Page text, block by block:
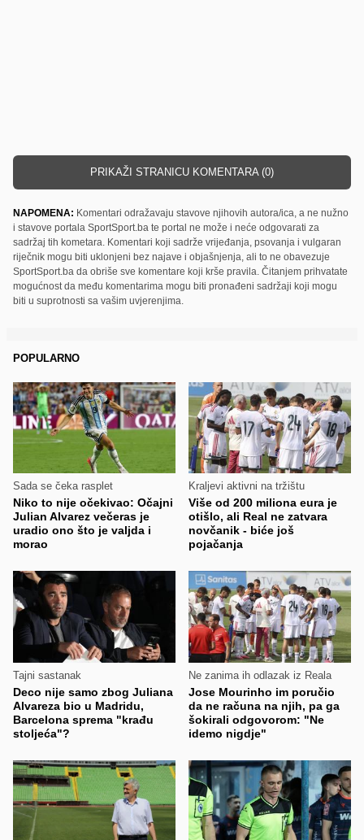
PRIKAŽI STRANICU KOMENTARA (0)
NAPOMENA: Komentari odražavaju stavove njihovih autora/ica, a ne nužno
i stavove portala SportSport.ba te portal ne može i neće odgovarati za
sadržaj tih kometara. Komentari koji sadrže vrijeđanja, psovanja i vulgaran
riječnik mogu biti uklonjeni bez najave i objašnjenja, ali to ne obavezuje
SportSport.ba da obriše sve komentare koji krše pravila. Čitanjem prihvatate
mogućnost da među komentarima mogu biti pronađeni sadržaji koji mogu
biti u suprotnosti sa vašim uvjerenjima.
POPULARNO
Sada se čeka rasplet
Niko to nije očekivao: Očajni
Julian Alvarez večeras je
uradio ono što je valjda i
morao
Kraljevi aktivni na tržištu
Više od 200 miliona eura je
otišlo, ali Real ne zatvara
novčanik - biće još
pojačanja
Tajni sastanak
Deco nije samo zbog Juliana
Alvareza bio u Madridu,
Barcelona sprema "krađu
stoljeća"?
Ne zanima ih odlazak iz Reala
Jose Mourinho im poručio
da ne računa na njih, pa ga
šokirali odgovorom: "Ne
idemo nigdje"